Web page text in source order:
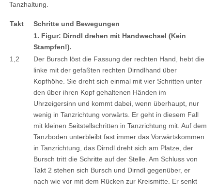
Tanzhaltung.
Takt
Schritte und Bewegungen
1. Figur: Dirndl drehen mit Handwechsel (Kein
Stampfen!).
1,2
Der Bursch löst die Fassung der rechten Hand, hebt die
linke mit der gefaßten rechten Dirndlhand über
Kopfhöhe. Sie dreht sich einmal mit vier Schritten unter
den über ihren Kopf gehaltenen Händen im
Uhrzeigersinn und kommt dabei, wenn überhaupt, nur
wenig in Tanzrichtung vorwärts. Er geht in diesem Fall
mit kleinen Seitstellschritten in Tanzrichtung mit. Auf dem
Tanzboden unterbleibt fast immer das Vorwärtskommen
in Tanzrichtung, das Dirndl dreht sich am Platze, der
Bursch tritt die Schritte auf der Stelle. Am Schluss von
Takt 2 stehen sich Bursch und Dirndl gegenüber, er
nach wie vor mit dem Rücken zur Kreismitte. Er senkt